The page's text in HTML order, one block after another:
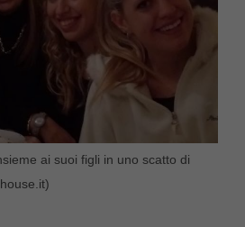
ai suoi figli in uno scatto di